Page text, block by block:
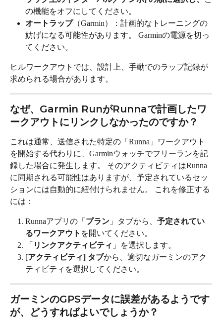
の機能をオフにしてください。
オートラップ（Garmin）：計画的なトレーニングの
妨げになる可能性があります。 Garminの電源を切っ
てください。
ヒルワークアウトでは、設計上、手動でのラップ記録が
求められる場合があります。
なぜ、Garmin RunがRunnaで計画したワ
ークアウトにリンクしなかったのですか？
これは通常、送信された特定の「Runna」ワークアウト
を開始する代わりに、Garminウォッチでフリーランを記
録した場合に発生します。 そのアクティビティはRunna
に同期される可能性はありますが、予定されているセッ
ションには自動的に紐付けられません。 これを修正する
には：
Runnaアプリの「 プラン 」タブから、 予定されてい
るワークアウト を開いてください。
「 リンクアクティビティ 」を選択します。
[アクティビティ] タブから、適切なガーミンのアク
ティビティを選択してください。
ガーミンのGPSデータに誤差があるようです
が、どうすればよいでしょうか？